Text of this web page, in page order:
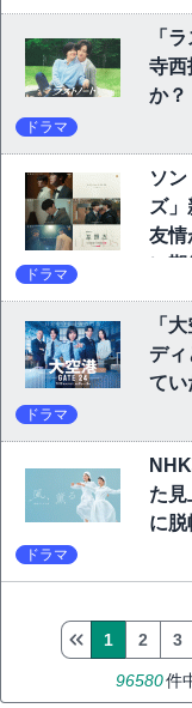
「
寺西
か？
ドラマ
ソ
ズ
友情
に期
ドラマ
「
デ
てい
ドラマ
た
に
ドラマ
96580件
1 2 3